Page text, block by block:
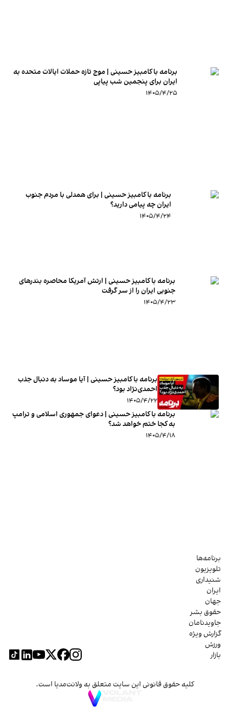
برنامه با کامبیز حسینی | موج تازه حملات ایالات متحده به
ایران برای پنجمین شب پیاپی
۱۴۰۵/۴/۲۵
برنامه با کامبیز حسینی | برای همدلی با مردم جنوب
ایران چه پیامی دارید؟
۱۴۰۵/۴/۲۴
برنامه با کامبیز حسینی | ارتش آمریکا محاصره بندرهای
جنوبی ایران را از سر گرفت
۱۴۰۵/۴/۲۳
برنامه با کامبیز حسینی | آیا موساد به دنبال جذب
احمدی‌نژاد بود؟
۱۴۰۵/۴/۲۲
برنامه با کامبیز حسینی | دعوای جمهوری اسلامی و ترامپ
به کجا ختم خواهد شد؟
۱۴۰۵/۴/۱۸
برنامه‌ها
تلویزیون
شنیداری
ایران
جهان
حقوق بشر
جاویدنامان
گزارش ویژه
ورزش
بازار
کلیه حقوق قانونی این سایت متعلق به ولانت‌مدیا است.